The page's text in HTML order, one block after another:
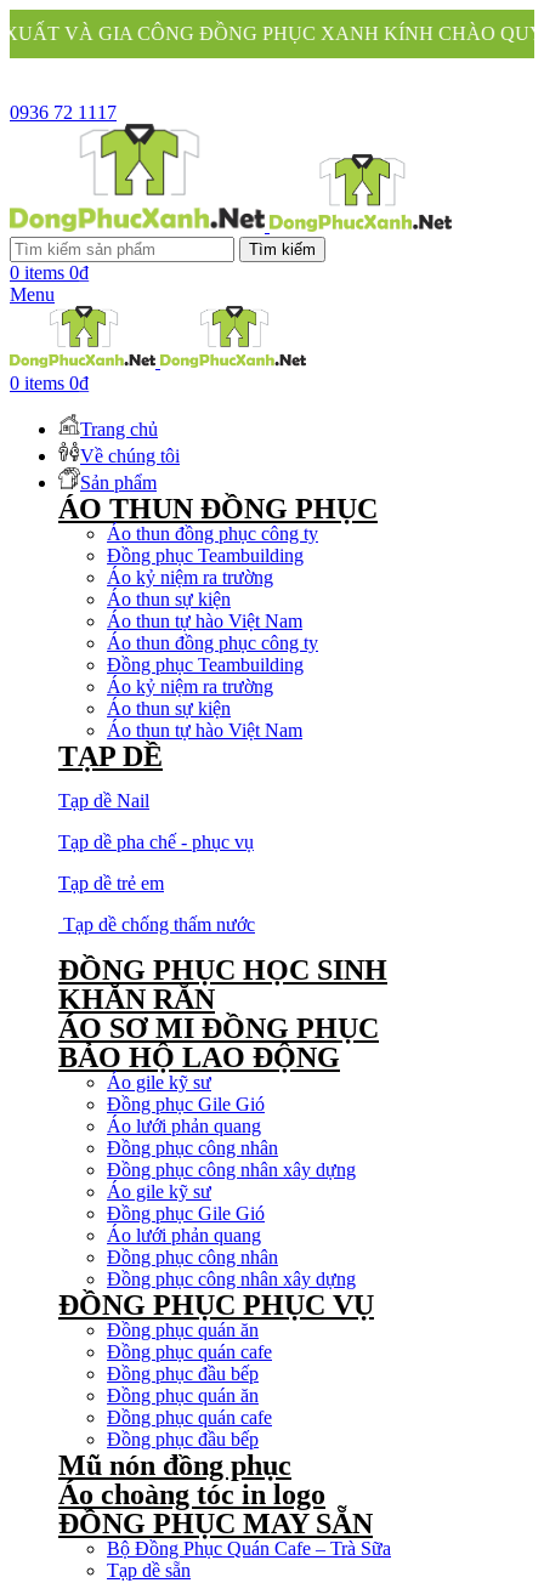
CÔNG ĐỒNG PHỤC XANH KÍNH CHÀO QUÝ KHÁCH
0936 72 1117
Tìm kiếm
0 items 0₫
Menu
0 items 0₫
Trang chủ
Về chúng tôi
Sản phẩm
ÁO THUN ĐỒNG PHỤC
Áo thun đồng phục công ty
Đồng phục Teambuilding
Áo kỷ niệm ra trường
Áo thun sự kiện
Áo thun tự hào Việt Nam
Áo thun đồng phục công ty
Đồng phục Teambuilding
Áo kỷ niệm ra trường
Áo thun sự kiện
Áo thun tự hào Việt Nam
TẠP DỀ
Tạp dề Nail
Tạp dề pha chế - phục vụ
Tạp dề trẻ em
Tạp dề chống thấm nước
ĐỒNG PHỤC HỌC SINH
KHĂN RẰN
ÁO SƠ MI ĐỒNG PHỤC
BẢO HỘ LAO ĐỘNG
Áo gile kỹ sư
Đồng phục Gile Gió
Áo lưới phản quang
Đồng phục công nhân
Đồng phục công nhân xây dựng
Áo gile kỹ sư
Đồng phục Gile Gió
Áo lưới phản quang
Đồng phục công nhân
Đồng phục công nhân xây dựng
ĐỒNG PHỤC PHỤC VỤ
Đồng phục quán ăn
Đồng phục quán cafe
Đồng phục đầu bếp
Đồng phục quán ăn
Đồng phục quán cafe
Đồng phục đầu bếp
Mũ nón đồng phục
Áo choàng tóc in logo
ĐỒNG PHỤC MAY SẴN
Bộ Đồng Phục Quán Cafe – Trà Sữa
Tạp dề sẵn